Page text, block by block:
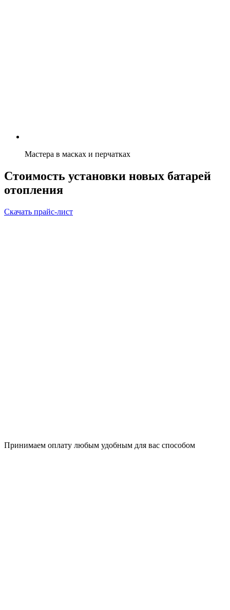
Мастера в масках и перчатках
Стоимость установки новых батарей
отопления
Скачать прайс-лист
Принимаем оплату любым удобным для вас способом